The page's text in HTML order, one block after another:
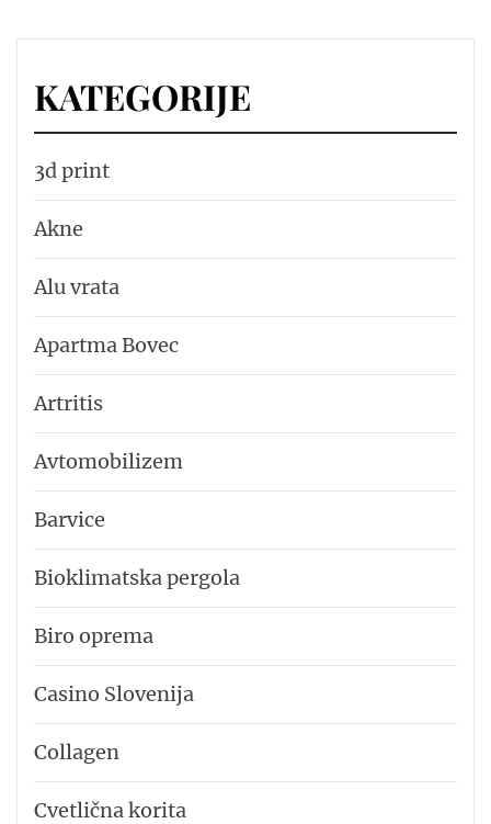
KATEGORIJE
3d print
Akne
Alu vrata
Apartma Bovec
Artritis
Avtomobilizem
Barvice
Bioklimatska pergola
Biro oprema
Casino Slovenija
Collagen
Cvetlična korita